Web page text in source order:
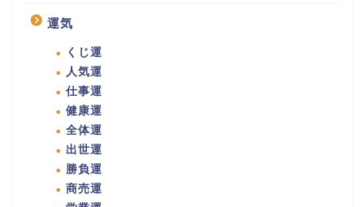
運気
くじ運
人気運
仕事運
健康運
全体運
出世運
勝負運
商売運